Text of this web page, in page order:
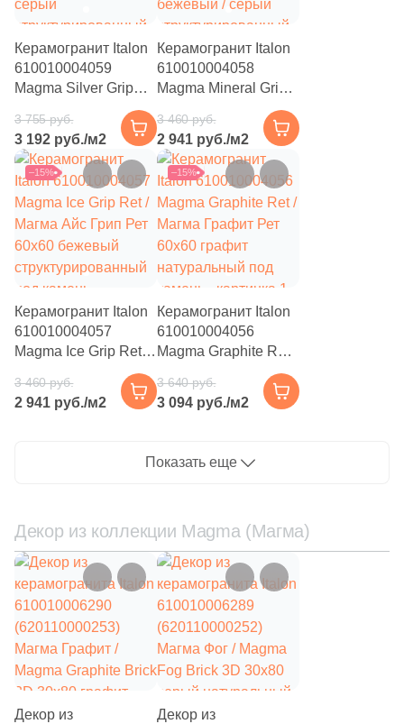
Mayolica (5)
Metropol (7)
Mico ( 6)
Moneli Decor ( 10 )
Monopole (68)
Motto Ceramic ( 41)
Museum (2
Myr Ceramica (2)
Navarti (15)
New Trend ( 17
NovaBell (2)
Peronda (18)
Petracers (21)
Plaza (14)
Porcelanite Dos (
Porcelanosa (2)
Керамогранит Italon
610010004059
Magma Silver Grip
Ret / Магма Сильвер
Грип Рет 60x60
серый
структурированный
под камень
3 755 руб.
3 192 руб./м2
Керамогранит Italon
610010004058
Magma Mineral Grip
Ret / Магма Минерал
Грип Рет 60x60
бежевый / серый
структурированный
под камень
3 460 руб.
2 941 руб./м2
–15%
Керамогранит Italon
610010004057
Magma Ice Grip Ret /
Магма Айс Грип Рет
60x60 бежевый
структурированный
3 460 руб.
2 941 руб./м2
–15%
Керамогранит Italon
610010004056
Magma Graphite Ret /
Магма Графит Рет
60x60 графит
натуральный под
3 640 руб.
3 094 руб./м2
Показать еще
Декор из коллекции Magma (Магма)
Декор из
Декор из